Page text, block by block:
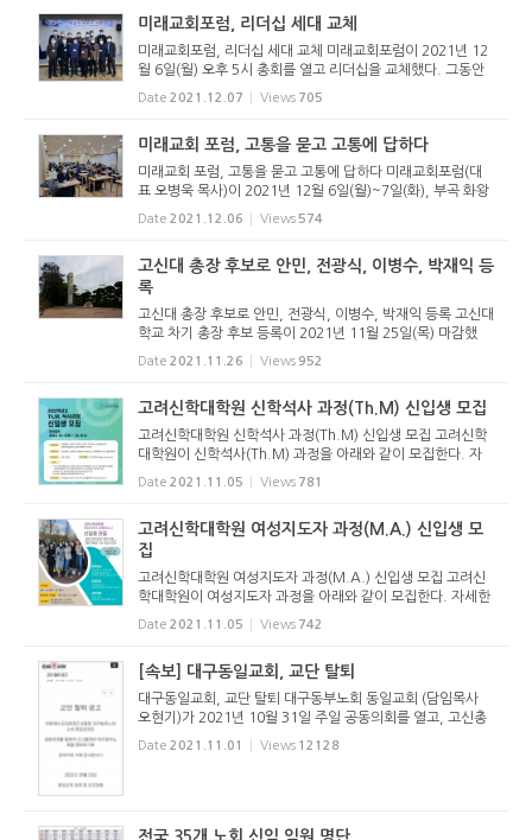
미래교회포럼, 리더십 세대 교체
미래교회포럼, 리더십 세대 교체 미래교회포럼이 2021년 12
월 6일(월) 오후 5시 총회를 열고 리더십을 교체했다. 그동안
대표를 맡아온 오병욱 목사가 물러나고, 권오헌 목사(서울시
민교회, 부총회장)가 신임대표로 추대되었다. ▲ 미래교회포
Date 2021.12.07 Views 705
미래교회 포럼, 고통을 묻고 고통에 답하다
미래교회 포럼, 고통을 묻고 고통에 답하다 미래교회포럼(대
표 오병욱 목사)이 2021년 12월 6일(월)~7일(화), 부곡 화왕
산스파호텔에서 열렸다. 올해의 주제는 “복음과 보편적 고
통”이다. 미래교회포럼은 2021년 한 해 동안 3차례에 걸쳐 작
Date 2021.12.06 Views 574
고신대 총장 후보로 안민, 전광식, 이병수, 박재익 등
록
고신대 총장 후보로 안민, 전광식, 이병수, 박재익 등록 고신대
학교 차기 총장 후보 등록이 2021년 11월 25일(목) 마감했
다. 총 4명이 지원했다. 현 총장인 안민 교수(음악과)를 비롯해
전 총장을 지낸 전광식 교수(신학과), 박재익 교수(글로벌비즈
Date 2021.11.26 Views 952
고려신학대학원 신학석사 과정(Th.M) 신입생 모집
고려신학대학원 신학석사 과정(Th.M) 신입생 모집 고려신학
대학원이 신학석사(Th.M) 과정을 아래와 같이 모집한다. 자
세한 사항은 아래 이미지와 학교 홈페이지를 참고하면 된다.
Date 2021.11.05 Views 781
고려신학대학원 여성지도자 과정(M.A.) 신입생 모
집
고려신학대학원 여성지도자 과정(M.A.) 신입생 모집 고려신
학대학원이 여성지도자 과정을 아래와 같이 모집한다. 자세한
사항은 아래 이미지와 학교 홈페이지를 참고하면 된다.
Date 2021.11.05 Views 742
[속보] 대구동일교회, 교단 탈퇴
대구동일교회, 교단 탈퇴 대구동부노회 동일교회 (담임목사
오현기)가 2021년 10월 31일 주일 공동의회를 열고, 고신총
회와 대구동부노회를 탈퇴하기로 결의하고 이 사실을 교회 홈
페이지에 게시했다. 동일교회는 최근 교회당 부지 구입에 있어
Date 2021.11.01 Views 12128
전국 35개 노회 신임 임원 명단